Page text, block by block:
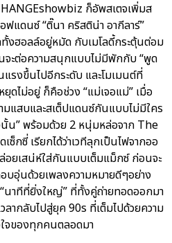
ก็อัพสเตจเพิ่มส
ฟแดนซ์ “ติ๊นา คริสติน่า อากีลาร์”
งฮอลล์อยู่หมัด กับเมโลดี้กระตุ้นต่อม
จะต่อความสนุกแบบไม่มีพักกับ “พูด
รงขึ้นไปอีกระดับ และโมเมนต์ที่
ดไม่อยู่ ก็คือช่วง “แม่เจอแม่” เมื่อ
มแสบและสเต็ปแดนซ์กันแบบไม่มีใคร
น” พร้อมด้วย 2 หนุ่มหล่อจาก The
กซี่ เรียกได้ว่าเวทีลุกเป็นไฟจากออ
อยเสน่ห์ใส่กันแบบเต็มแม็กซ์ ก่อนจะ
บอุ่นด้วยเพลงความหมายดีๆอย่าง
นาทีที่ยิ่งใหญ่” ที่ทั้งคู่ถ่ายทอดออกมา
ากลับไปสู่ยุค 90s ที่เต็มไปด้วยความ
ใจของทุกคนตลอดมา